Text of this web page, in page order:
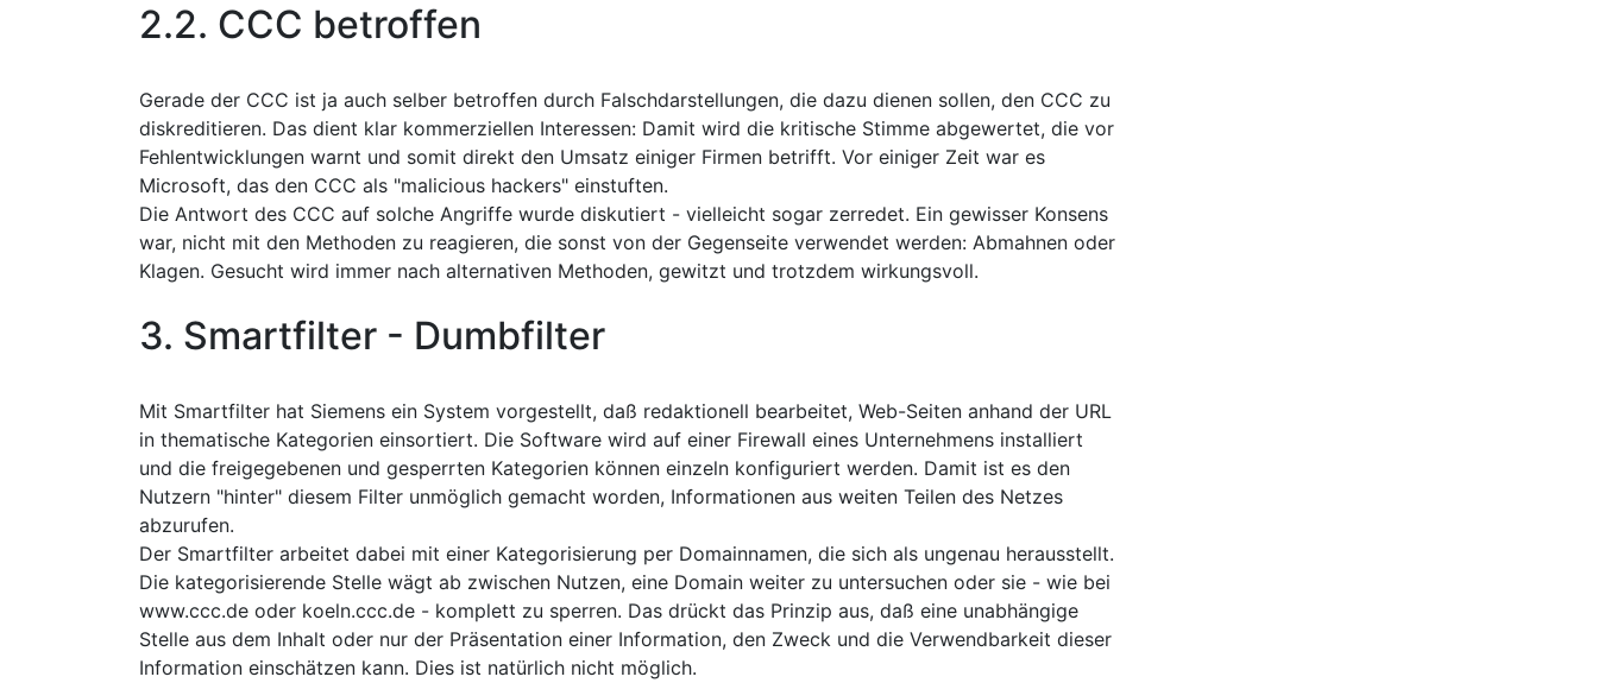
2.2. CCC betroffen
Gerade der CCC ist ja auch selber betroffen durch Falschdarstellungen, die dazu dienen sollen, den CCC zu
diskreditieren. Das dient klar kommerziellen Interessen: Damit wird die kritische Stimme abgewertet, die vor
Fehlentwicklungen warnt und somit direkt den Umsatz einiger Firmen betrifft. Vor einiger Zeit war es
Microsoft, das den CCC als "malicious hackers" einstuften.
Die Antwort des CCC auf solche Angriffe wurde diskutiert - vielleicht sogar zerredet. Ein gewisser Konsens
war, nicht mit den Methoden zu reagieren, die sonst von der Gegenseite verwendet werden: Abmahnen oder
Klagen. Gesucht wird immer nach alternativen Methoden, gewitzt und trotzdem wirkungsvoll.
3. Smartfilter - Dumbfilter
Mit Smartfilter hat Siemens ein System vorgestellt, daß redaktionell bearbeitet, Web-Seiten anhand der URL
in thematische Kategorien einsortiert. Die Software wird auf einer Firewall eines Unternehmens installiert
und die freigegebenen und gesperrten Kategorien können einzeln konfiguriert werden. Damit ist es den
Nutzern "hinter" diesem Filter unmöglich gemacht worden, Informationen aus weiten Teilen des Netzes
abzurufen.
Der Smartfilter arbeitet dabei mit einer Kategorisierung per Domainnamen, die sich als ungenau herausstellt.
Die kategorisierende Stelle wägt ab zwischen Nutzen, eine Domain weiter zu untersuchen oder sie - wie bei
www.ccc.de oder koeln.ccc.de - komplett zu sperren. Das drückt das Prinzip aus, daß eine unabhängige
Stelle aus dem Inhalt oder nur der Präsentation einer Information, den Zweck und die Verwendbarkeit dieser
Information einschätzen kann. Dies ist natürlich nicht möglich.